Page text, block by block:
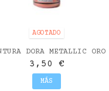
AGOTADO
DORA METALLIC ORO
CINABRIO 50ML
3,50 €
MÁS